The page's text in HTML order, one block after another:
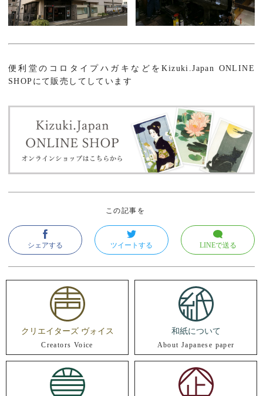
便利堂のコロタイプハガキなどをKizuki.Japan ONLINE
SHOPにて販売してしています
この記事を
シェアする ツイートする LINEで送る
クリエイターズ ヴォイス
Creators Voice
和紙について
About Japanese paper